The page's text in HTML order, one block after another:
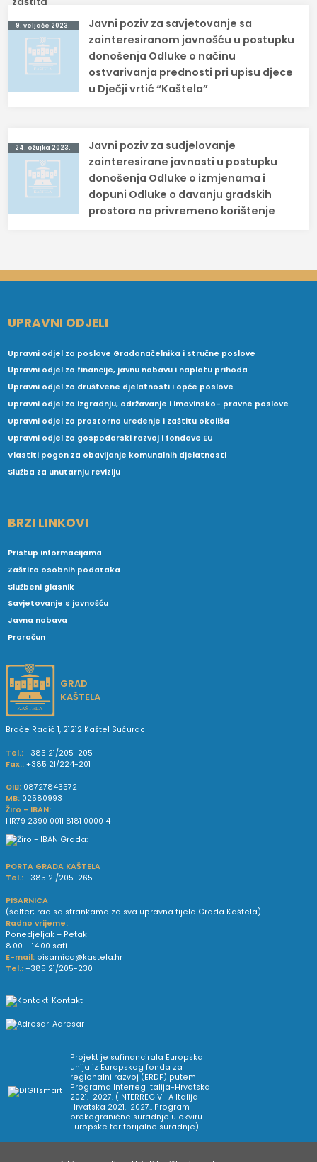
Navigacija
objava
9. veljače 2023.
Javni poziv za savjetovanje sa
zainteresiranom javnošću u postupku
donošenja Odluke o načinu
ostvarivanja prednosti pri upisu djece
u Dječji vrtić “Kaštela”
24. ožujka 2023.
Javni poziv za sudjelovanje
zainteresirane javnosti u postupku
donošenja Odluke o izmjenama i
dopuni Odluke o davanju gradskih
prostora na privremeno korištenje
UPRAVNI ODJELI
Upravni odjel za poslove Gradonačelnika i stručne poslove
Upravni odjel za financije, javnu nabavu i naplatu prihoda
Upravni odjel za društvene djelatnosti i opće poslove
Upravni odjel za izgradnju, održavanje i imovinsko- pravne poslove
Upravni odjel za prostorno uređenje i zaštitu okoliša
Upravni odjel za gospodarski razvoj i fondove EU
Vlastiti pogon za obavljanje komunalnih djelatnosti
Služba za unutarnju reviziju
BRZI LINKOVI
Pristup informacijama
Zaštita osobnih podataka
Službeni glasnik
Savjetovanje s javnošću
Javna nabava
Proračun
GRAD
KAŠTELA
Braće Radić 1, 21212 Kaštel Sućurac
Tel.: +385 21/205-205
Fax.: +385 21/224-201
OIB: 08727843572
MB: 02580993
Žiro - IBAN:
HR79 2390 0011 8181 0000 4
PORTA GRADA KAŠTELA
Tel.: +385 21/205-265
PISARNICA
(šalter; rad sa strankama za sva upravna tijela Grada Kaštela)
Radno vrijeme:
Ponedjeljak – Petak
8.00 – 14.00 sati
E-mail: pisarnica@kastela.hr
Tel.: +385 21/205-230
Kontakt
Adresar
Projekt je sufinancirala Europska
unija iz Europskog fonda za
regionalni razvoj (ERDF) putem
Programa Interreg Italija-Hrvatska
2021.-2027. (INTERREG VI-A Italija –
Hrvatska 2021.-2027., Program
prekogranične suradnje u okviru
Europske teritorijalne suradnje).